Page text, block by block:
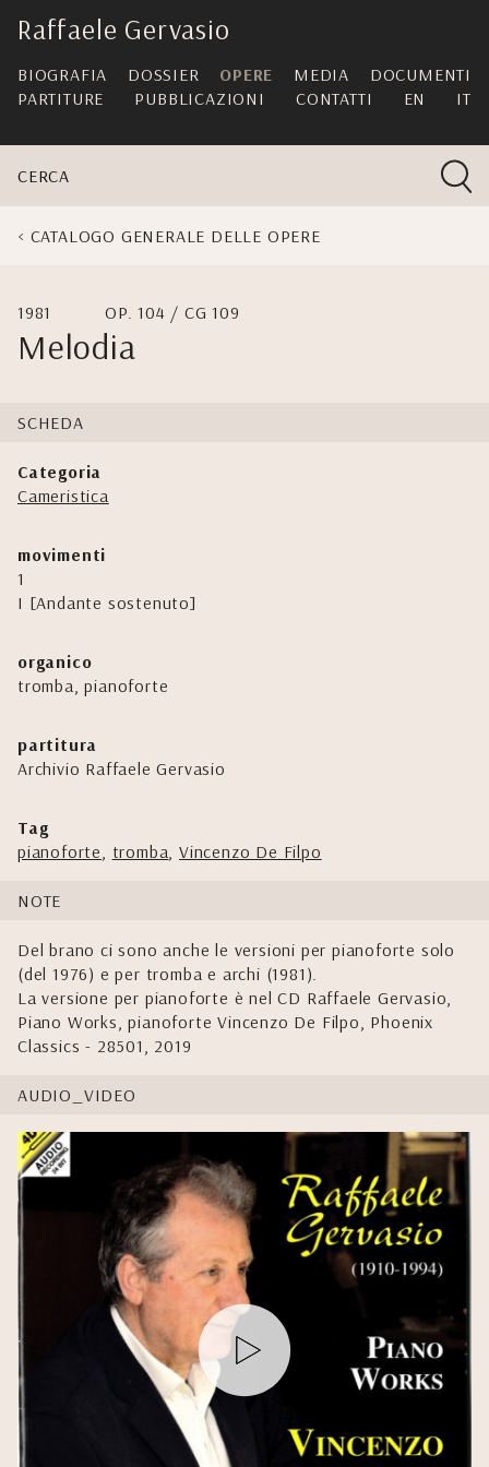
navigation
Raffaele Gervasio
BIOGRAFIA DOSSIER OPERE MEDIA
DOCUMENTI
PARTITURE
PUBBLICAZIONI CONTATTI EN IT
CERCA
CATALOGO GENERALE DELLE OPERE
1981 OP. 104 / CG 109
Melodia
SCHEDA
Categoria
Cameristica
movimenti
1
I [Andante sostenuto]
organico
tromba, pianoforte
partitura
Archivio Raffaele Gervasio
Tag
pianoforte, tromba,Vincenzo De Filpo
NOTE
Del brano ci sono anche le versioni per pianoforte solo
(del 1976) e per tromba e archi (1981).
La versione per pianoforte è nel CD Raffaele Gervasio,
Piano Works, pianoforte Vincenzo De Filpo, Phoenix
Classics - 28501, 2019
AUDIO_VIDEO